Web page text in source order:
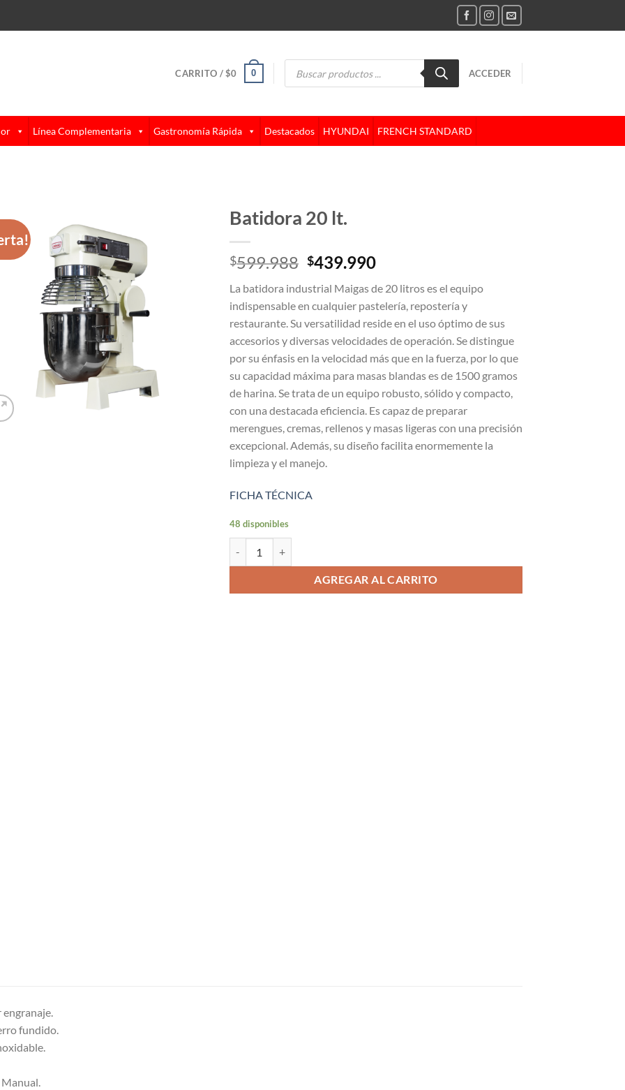
CARRITO /$0 0
Búsqueda
ACCEDER
Línea Complementaria Gastronomía Rápida Destacados HYUNDAI FRENCH STANDARD
Batidora 20 lt.
$599.988 El
original
era:
$599.988.
$439.990El
actual
es:
$439.990.
La batidora industrial Maigas de 20 litros es el equipo
indispensable en cualquier pastelería, repostería y
restaurante. Su versatilidad reside en el uso óptimo de sus
accesorios y diversas velocidades de operación. Se distingue
por su énfasis en la velocidad más que en la fuerza, por lo que
su capacidad máxima para masas blandas es de 1500 gramos
de harina. Se trata de un equipo robusto, sólido y compacto,
con una destacada eficiencia. Es capaz de preparar
merengues, cremas, rellenos y masas ligeras con una precisión
excepcional. Además, su diseño facilita enormemente la
limpieza y el manejo.
FICHA TÉCNICA
48 disponibles
AGREGAR AL CARRITO
fundido.